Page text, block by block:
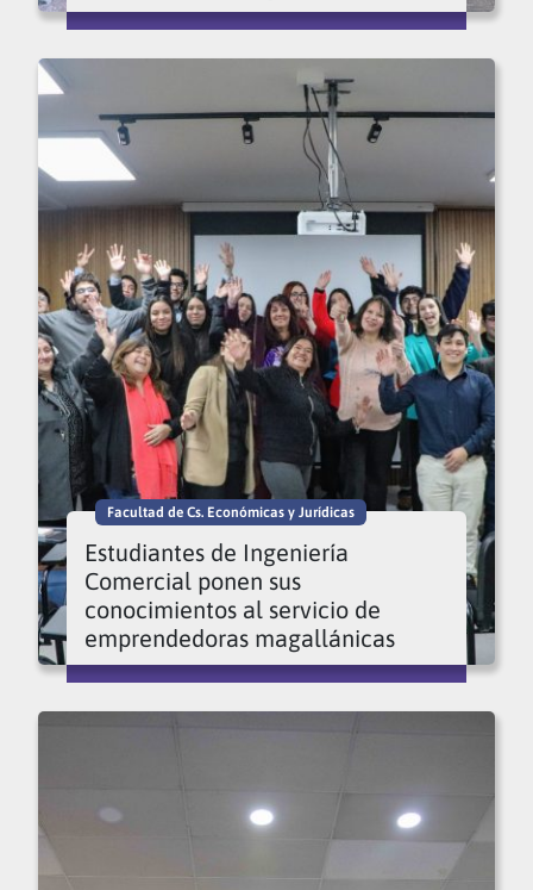
Facultad de Cs. Económicas y Jurídicas
Estudiantes de Ingeniería
Comercial ponen sus
conocimientos al servicio de
emprendedoras magallánicas